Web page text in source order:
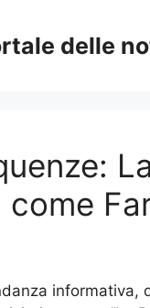
delle
come